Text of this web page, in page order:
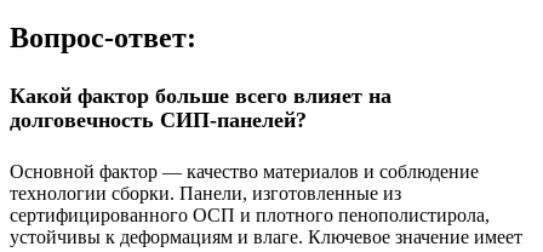
Вопрос-ответ:
Какой фактор больше всего влияет на
долговечность СИП-панелей?
Основной фактор — качество материалов и соблюдение
технологии сборки. Панели, изготовленные из
сертифицированного ОСП и плотного пенополистирола,
устойчивы к деформациям и влаге. Ключевое значение имеет